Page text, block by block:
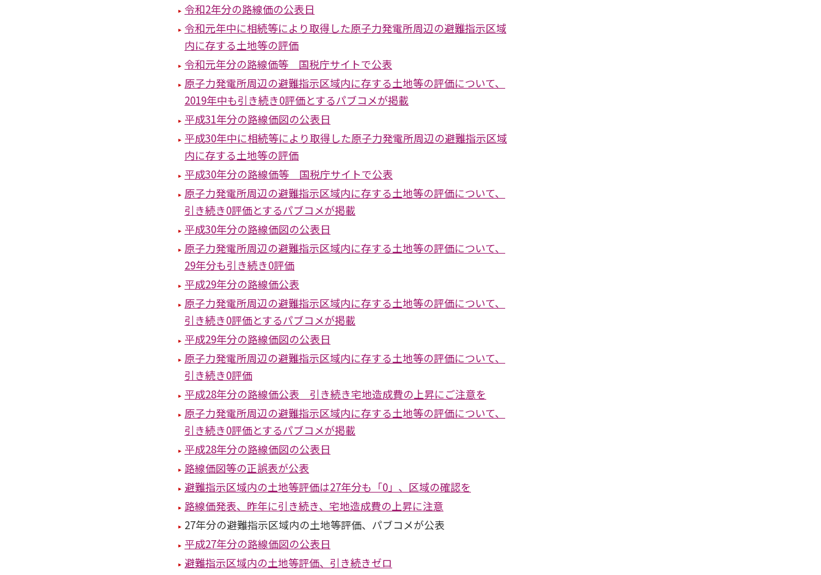
令和2年分の路線価の公表日
令和元年中に相続等により取得した原子力発電所周辺の避難指示区域
内に存する土地等の評価
令和元年分の路線価等 国税庁サイトで公表
原子力発電所周辺の避難指示区域内に存する土地等の評価について、
2019年中も引き続き0評価とするパブコメが掲載
平成31年分の路線価図の公表日
平成30年中に相続等により取得した原子力発電所周辺の避難指示区域
内に存する土地等の評価
平成30年分の路線価等 国税庁サイトで公表
原子力発電所周辺の避難指示区域内に存する土地等の評価について、
引き続き0評価とするパブコメが掲載
平成30年分の路線価図の公表日
原子力発電所周辺の避難指示区域内に存する土地等の評価について、
29年分も引き続き0評価
平成29年分の路線価公表
原子力発電所周辺の避難指示区域内に存する土地等の評価について、
引き続き0評価とするパブコメが掲載
平成29年分の路線価図の公表日
原子力発電所周辺の避難指示区域内に存する土地等の評価について、
引き続き0評価
平成28年分の路線価公表 引き続き宅地造成費の上昇にご注意を
原子力発電所周辺の避難指示区域内に存する土地等の評価について、
引き続き0評価とするパブコメが掲載
平成28年分の路線価図の公表日
路線価図等の正誤表が公表
避難指示区域内の土地等評価は27年分も「0」、区域の確認を
路線価発表、昨年に引き続き、宅地造成費の上昇に注意
27年分の避難指示区域内の土地等評価、パブコメが公表
平成27年分の路線価図の公表日
避難指示区域内の土地等評価、引き続きゼロ